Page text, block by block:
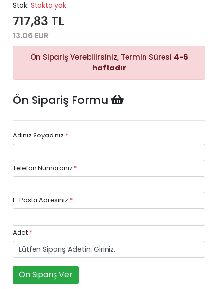
Stok: Stokta yok
717,83 TL
13.06 EUR
Ön Sipariş Verebilirsiniz, Termin Süresi 4-6
haftadır
Ön Sipariş Formu
Adınız Soyadınız *
Telefon Numaranız *
E-Posta Adresiniz *
Adet *
Ön Sipariş Ver